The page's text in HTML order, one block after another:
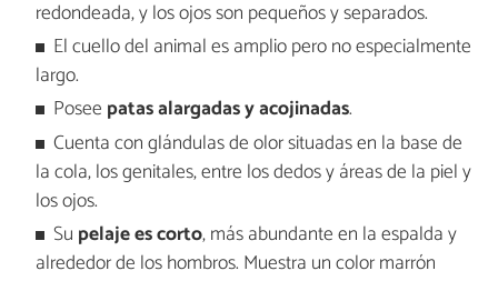
redondeada, y los ojos son pequeños y separados.
El cuello del animal es amplio pero no especialmente
largo.
Posee patas alargadas y acojinadas.
Cuenta con glándulas de olor situadas en la base de
la cola, los genitales, entre los dedos y áreas de la piel y
los ojos.
Su pelaje es corto, más abundante en la espalda y
alrededor de los hombros. Muestra un color marrón